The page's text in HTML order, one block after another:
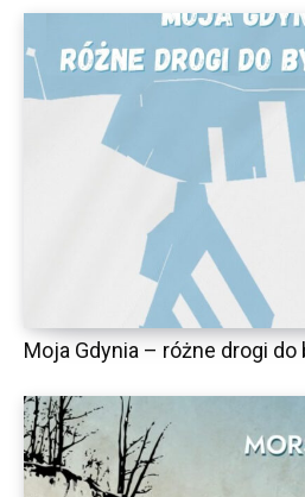
Moja Gdynia – różne drogi do